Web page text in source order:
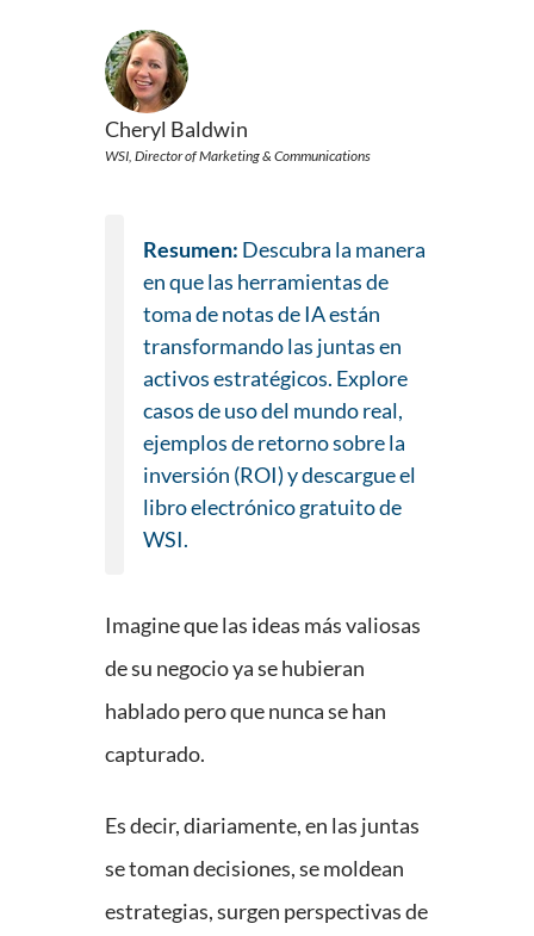
Cheryl Baldwin
WSI, Director of Marketing & Communications
Resumen: Descubra la manera
en que las herramientas de
toma de notas de IA están
transformando las juntas en
activos estratégicos. Explore
casos de uso del mundo real,
ejemplos de retorno sobre la
inversión (ROI) y descargue el
libro electrónico gratuito de
WSI.
Imagine que las ideas más valiosas
de su negocio ya se hubieran
hablado pero que nunca se han
capturado.
Es decir, diariamente, en las juntas
se toman decisiones, se moldean
estrategias, surgen perspectivas de